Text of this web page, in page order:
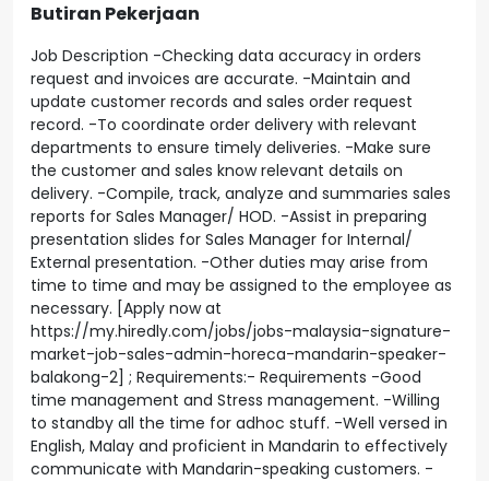
Butiran Pekerjaan
Job Description -Checking data accuracy in orders
request and invoices are accurate. -Maintain and
update customer records and sales order request
record. -To coordinate order delivery with relevant
departments to ensure timely deliveries. -Make sure
the customer and sales know relevant details on
delivery. -Compile, track, analyze and summaries sales
reports for Sales Manager/ HOD. -Assist in preparing
presentation slides for Sales Manager for Internal/
External presentation. -Other duties may arise from
time to time and may be assigned to the employee as
necessary. [Apply now at
https://my.hiredly.com/jobs/jobs-malaysia-signature-
market-job-sales-admin-horeca-mandarin-speaker-
balakong-2] ; Requirements:- Requirements -Good
time management and Stress management. -Willing
to standby all the time for adhoc stuff. -Well versed in
English, Malay and proficient in Mandarin to effectively
communicate with Mandarin-speaking customers. -